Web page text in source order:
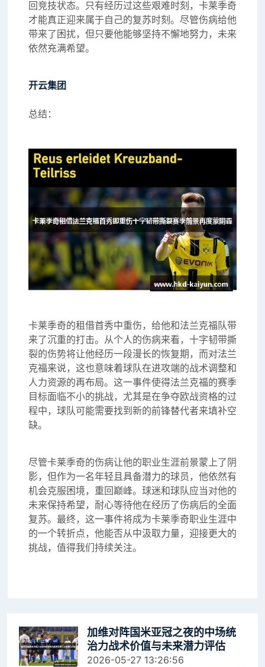
回竞技状态。只有经历过这些艰难时刻，卡莱季奇
才能真正迎来属于自己的复苏时刻。尽管伤病给他
带来了困扰，但只要他能够坚持不懈地努力，未来
依然充满希望。
开云集团
总结：
卡莱季奇的租借首秀中重伤，给他和法兰克福队带
来了沉重的打击。从个人的伤病来看，十字韧带撕
裂的伤势将让他经历一段漫长的恢复期，而对法兰
克福来说，这也意味着球队在进攻端的战术调整和
人力资源的再布局。这一事件使得法兰克福的赛季
目标面临不小的挑战，尤其是在争夺欧战资格的过
程中，球队可能需要找到新的前锋替代者来填补空
缺。
尽管卡莱季奇的伤病让他的职业生涯前景蒙上了阴
影，但作为一名年轻且具备潜力的球员，他依然有
机会克服困境，重回巅峰。球迷和球队应当对他的
未来保持希望，耐心等待他在经历了伤病后的全面
复苏。最终，这一事件将成为卡莱季奇职业生涯中
的一个转折点，他能否从中汲取力量，迎接更大的
挑战，值得我们持续关注。
加维对阵国米亚冠之夜的中场统
治力战术价值与未来潜力评估
2026-05-27 13:26:56